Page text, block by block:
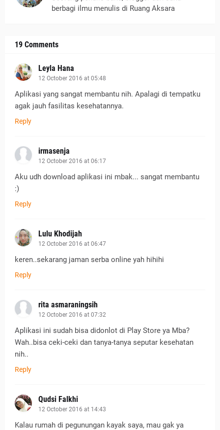
berbagi ilmu menulis di Ruang Aksara
19 Comments
Leyla Hana
12 October 2016 at 05:48
Aplikasi yang sangat membantu nih. Apalagi di tempatku
agak jauh fasilitas kesehatannya.
Reply
irmasenja
12 October 2016 at 06:17
Aku udh download aplikasi ini mbak... sangat membantu
:)
Reply
Lulu Khodijah
12 October 2016 at 06:47
keren..sekarang jaman serba online yah hihihi
Reply
rita asmaraningsih
12 October 2016 at 07:32
Aplikasi ini sudah bisa didonlot di Play Store ya Mba?
Wah..bisa ceki-ceki dan tanya-tanya seputar kesehatan
nih..
Reply
Qudsi Falkhi
12 October 2016 at 14:43
Kalau rumah di pegunungan kayak saya, mau gak ya